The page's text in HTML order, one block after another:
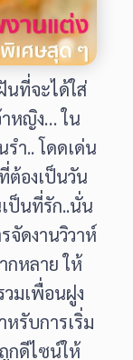
นที่จะได้ใส่
าหญิง… ใน
ำ.. โดดเด่น
องเป็นวัน
ป็นที่รัก..​นั่น
จัดงานวิวาห์
กหลาย ให้
มเพื่อนฝูง
รับการเริ่ม
กดีไซน์ให้